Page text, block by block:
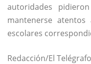
autoridades
mantenerse
escolares
Redacción/El Telégrafo